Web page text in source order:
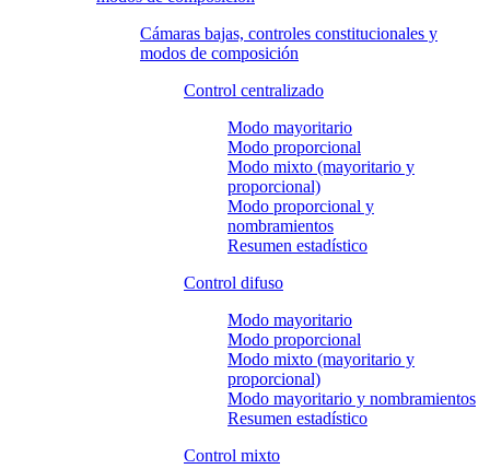
Cámaras bajas, controles constitucionales y
modos de composición
Control centralizado
Modo mayoritario
Modo proporcional
Modo mixto (mayoritario y
proporcional)
Modo proporcional y
nombramientos
Resumen estadístico
Control difuso
Modo mayoritario
Modo proporcional
Modo mixto (mayoritario y
proporcional)
Modo mayoritario y nombramientos
Resumen estadístico
Control mixto